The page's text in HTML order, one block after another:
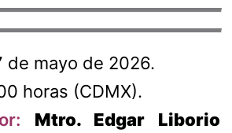
de mayo de 2026.
horas (CDMX).
Mtro. Edgar Liborio